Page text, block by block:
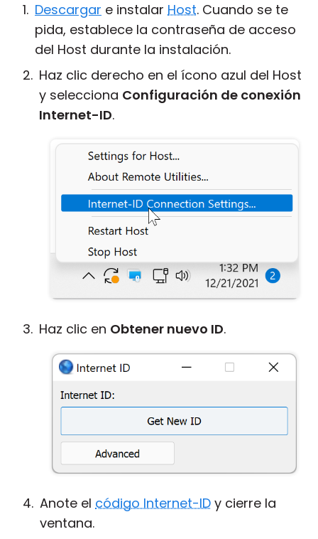
Descargar e instalar Host. Cuando se te
pida, establece la contraseña de acceso
del Host durante la instalación.
Haz clic derecho en el ícono azul del Host
y selecciona Configuración de conexión
Internet-ID.
Haz clic en Obtener nuevo ID.
Anote el código Internet-ID y cierre la
ventana.